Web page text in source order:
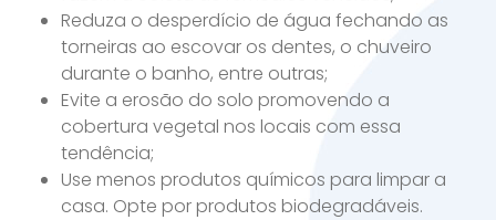
Reduza o desperdício de água fechando as
torneiras ao escovar os dentes, o chuveiro
durante o banho, entre outras;
Evite a erosão do solo promovendo a
cobertura vegetal nos locais com essa
tendência;
Use menos produtos químicos para limpar a
casa. Opte por produtos biodegradáveis.